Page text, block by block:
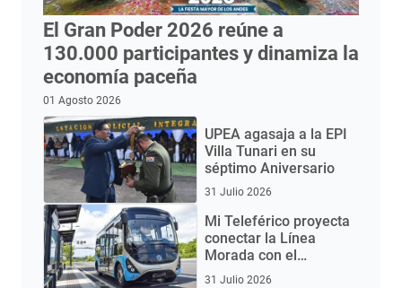
El Gran Poder 2026 reúne a
130.000 participantes y dinamiza la
economía paceña
01 Agosto 2026
UPEA agasaja a la EPI
Villa Tunari en su
séptimo Aniversario
31 Julio 2026
Mi Teleférico proyecta
conectar la Línea
Morada con el
Aeropuerto de El Alto
31 Julio 2026